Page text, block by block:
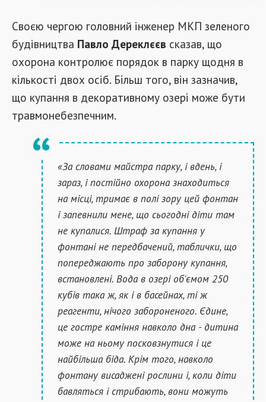
Своєю чергою головний інженер МКП зеленого
будівництва Павло Дереклєєв сказав, що
охорона контролює порядок в парку щодня в
кількості двох осіб. Більш того, він зазначив,
що купання в декоративному озері може бути
травмонебезпечним.
«За словами майстра парку, і вдень, і
зараз, і постійно охорона знаходиться
на місці, тримає в полі зору цей фонтан
і запевнили мене, що сьогодні діти там
не купалися. Штраф за купання у
фонтані не передбачений, таблички, що
попереджають про заборону купання,
встановлені. Вода в озері об'ємом 250
кубів така ж, як і в басейнах, ті ж
реагенти, нічого забороненого. Єдине,
це гостре каміння навколо дна - дитина
може на ньому посковзнутися і це
найбільша біда. Крім того, навколо
фонтану висаджені рослини і, коли діти
бавляться і стрибають, вони можуть